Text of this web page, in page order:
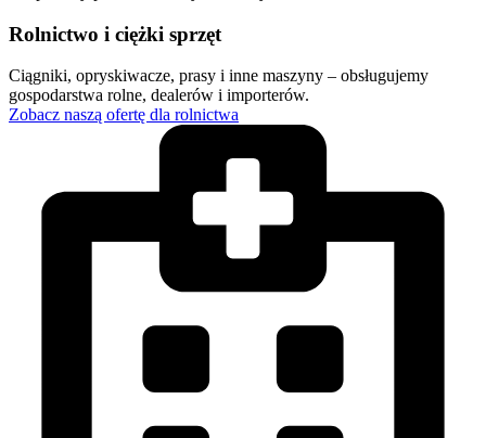
Rolnictwo i ciężki sprzęt
Ciągniki, opryskiwacze, prasy i inne maszyny – obsługujemy
gospodarstwa rolne, dealerów i importerów.
Zobacz naszą ofertę dla rolnictwa